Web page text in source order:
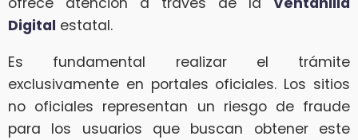
Digital estatal.
Es fundamental realizar el trámite
exclusivamente en portales oficiales. Los sitios
no oficiales representan un riesgo de fraude
para los usuarios que buscan obtener este